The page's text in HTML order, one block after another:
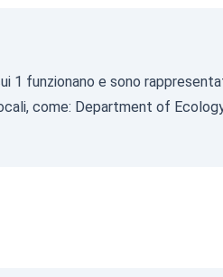
1 funzionano e sono
come: Department of